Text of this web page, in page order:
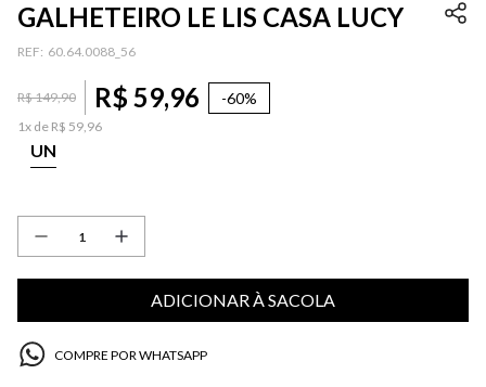
GALHETEIRO LE LIS CASA LUCY
: 60.64.0088_56
R$149,90 R$ 59,96 -60%
1x de R$ 59,96
UN
ADICIONAR À SACOLA
COMPRE POR WHATSAPP